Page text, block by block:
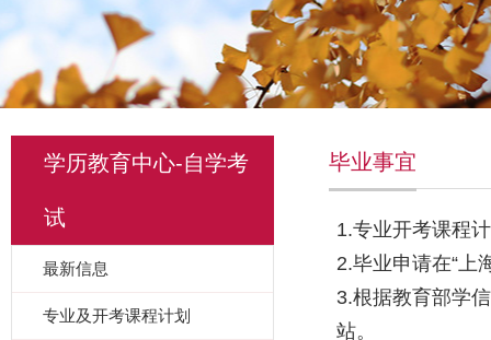
学历教育中心-自学考
试
最新信息
专业及开考课程计划
毕业事宜
1.专业开考课程
2.毕业申请在“上
3.根据教育部学
站。